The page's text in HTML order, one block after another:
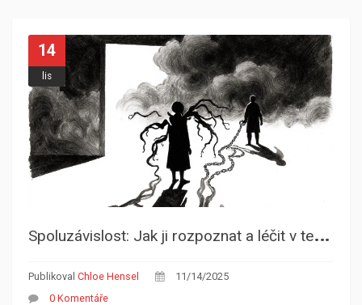
14
lis
S
poluzávislost: Jak ji rozpoznat a léčit v terapii
Publikoval Chloe Hensel
11/14/2025
0 Komentáře